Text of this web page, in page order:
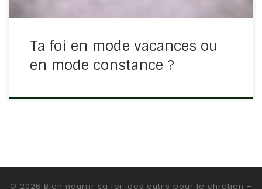
Ta foi en mode vacances ou
en mode constance ?
© 2026 Bien nourrir sa foi, des outils pour le chrétien –